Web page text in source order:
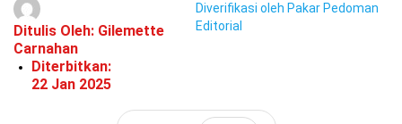
Ditulis Oleh: Gilemette
Carnahan
Diterbitkan:
22 Jan 2025
Diverifikasi oleh Pakar Pedoman
Editorial